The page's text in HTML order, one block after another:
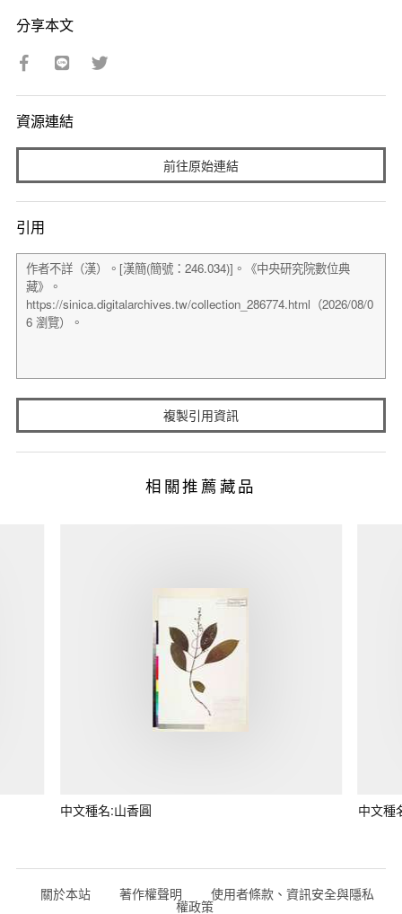
分享本文
資源連結
前往原始連結
引用
複製引用資訊
相關推薦藏品
中文種名:山香圓 中文種
關於本站 著作權聲明 使用者條款、資訊安全與隱私
權政策